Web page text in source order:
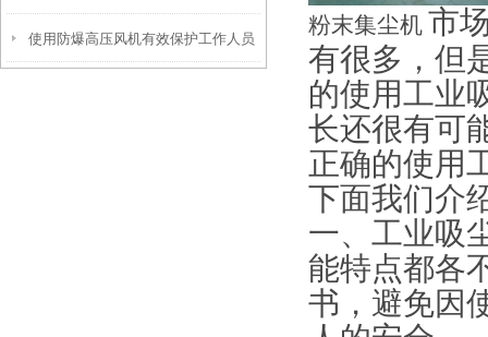
的神器
使用防爆高压风机有效保护工作人员
粉末集尘机 市
有很多，但
的使用工业
长还很有可
正确的使用
下面我们介
一、工业吸
能特点都各
书，避免因